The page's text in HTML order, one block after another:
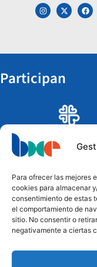
Para ofrecer las mejores
cookies para almacenar
consentimiento de estas
el comportamiento de
sitio. No consentir o
negativamente a ciertas
Participan